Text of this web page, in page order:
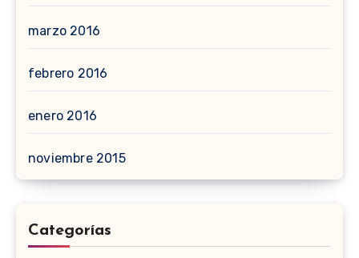
marzo 2016
febrero 2016
enero 2016
noviembre 2015
Categorías